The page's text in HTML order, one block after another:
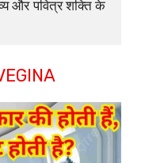
और पवित्र शक्ति के